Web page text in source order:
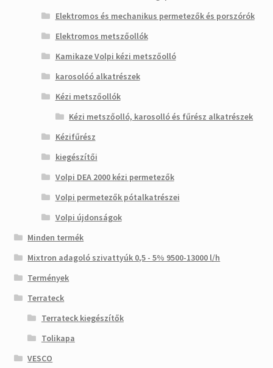
Elektromos és mechanikus permetezők és porszórók
Elektromos metszőollók
Kamikaze Volpi kézi metszőolló
karosolóó alkatrészek
Kézi metszőollók
Kézi metszőolló, karosolló és fűrész alkatrészek
Kézifűrész
kiegészítői
Volpi DEA 2000 kézi permetezők
Volpi permetezők pótalkatrészei
Volpi újdonságok
Minden termék
Mixtron adagoló szivattyúk 0,5 - 5% 9500-13000 l/h
Termények
Terrateck
Terrateck kiegészítők
Tolikapa
VESCO